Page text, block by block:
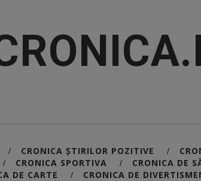
/ CRONICA ȘTIRILOR POZITIVE /
/ CRONICA SPORTIVA / CRONICA DE
DE CARTE / CRONICA DE